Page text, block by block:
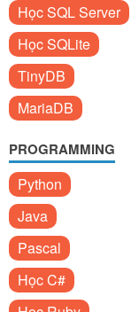
Học SQL Server
Học SQLite
TinyDB
MariaDB
PROGRAMMING
Python
Java
Pascal
Học C#